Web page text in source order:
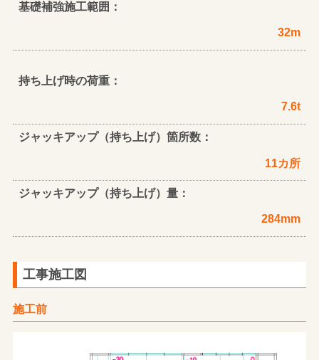
基礎補強施工範囲：
32m
持ち上げ時の荷重：
7.6t
ジャッキアップ（持ち上げ）箇所数：
11カ所
ジャッキアップ（持ち上げ）量：
284mm
工事施工図
施工前